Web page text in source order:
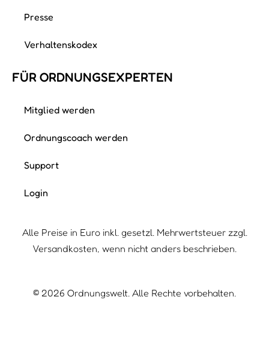
Presse
Verhaltenskodex
FÜR ORDNUNGS­EXPERTEN
Mitglied werden
Ordnungscoach werden
Support
Login
Alle Preise in Euro inkl. gesetzl. Mehrwertsteuer zzgl.
Versandkosten, wenn nicht anders beschrieben.
© 2026 Ordnungswelt. Alle Rechte vorbehalten.